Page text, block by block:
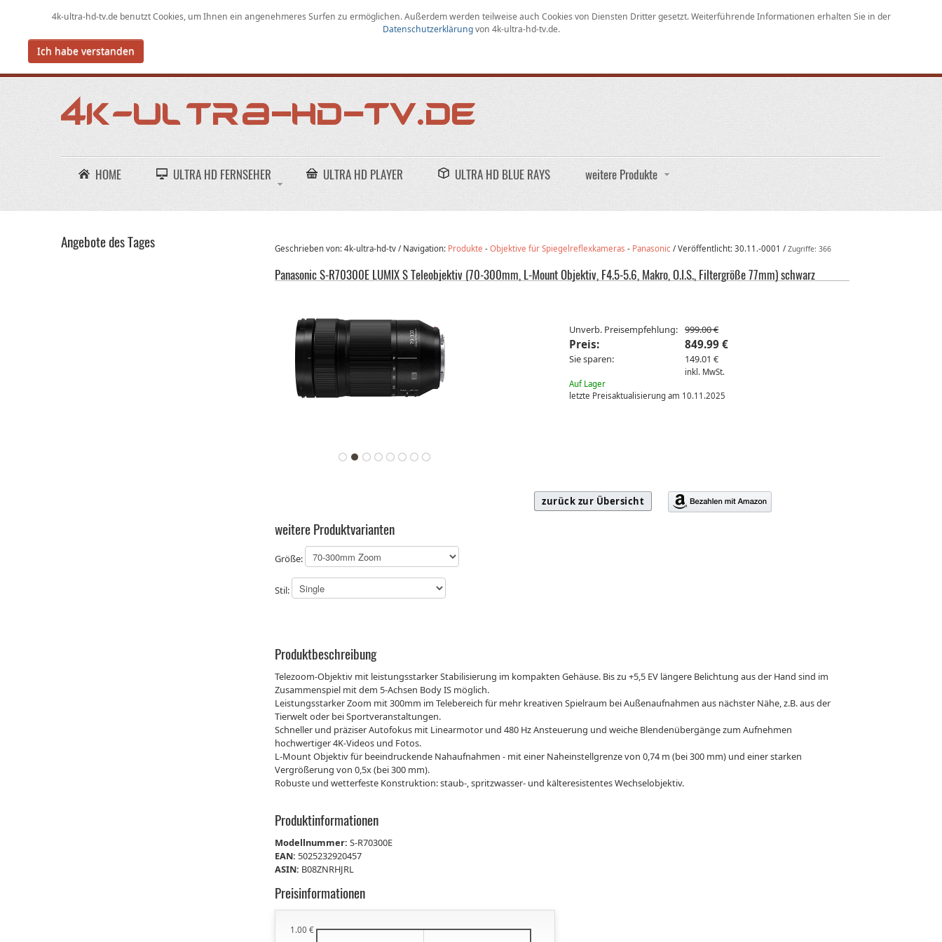
4k-ultra-hd-tv.de benutzt Cookies, umIhnen ein angenehmeres Surfen zu ermöglichen.Außerdem werden teilweise auch Cookies von Diensten Dritter gesetzt. Weiterführende Informationen erhalten Sie in der
Datenschutzerklärungvon 4k-ultra-hd-tv.de.
Ich habe verstanden
HOME ULTRA HD FERNSEHER ULTRA HD PLAYER ULTRA HD BLUE RAYS weitere Produkte
Geschrieben von: 4k-ultra-hd-tv / Navigation: Produkte -Objektive für Spiegelreflexkameras - Panasonic / Veröffentlicht:30.11.-0001 / Zugriffe: 366
Panasonic S-R70300E LUMIX S Teleobjektiv (70-300mm, L-Mount Objektiv, F4.5-5.6, Makro, O.I.S., Filtergröße 77mm) schwarz
Unverb. Preisempfehlung: 999.00 €
Preis: 849.99 €
Sie sparen: 149.01 €
inkl. MwSt.
Auf Lager
letzte Preisaktualisierung am 10.11.2025
zurück zur Übersicht
weitere Produktvarianten
Größe:
Stil:
Produktbeschreibung
Telezoom-Objektiv mit leistungsstarker Stabilisierung im kompakten Gehäuse. Bis zu +5,5 EV längere Belichtung aus der Hand sind im
Zusammenspiel mit dem 5-Achsen Body IS möglich.
Leistungsstarker Zoom mit 300mm im Telebereich für mehr kreativen Spielraum bei Außenaufnahmen aus nächster Nähe, z.B. aus der
Tierwelt oder bei Sportveranstaltungen.
Schneller und präziser Autofokus mit Linearmotor und 480 Hz Ansteuerung und weiche Blendenübergänge zum Aufnehmen
hochwertiger 4K-Videos und Fotos.
L-Mount Objektiv für beeindruckende Nahaufnahmen - mit einer Naheinstellgrenze von 0,74 m (bei 300 mm) und einer starken
Vergrößerung von 0,5x (bei 300 mm).
Robuste und wetterfeste Konstruktion: staub-, spritzwasser- und kälteresistentes Wechselobjektiv.
Produktinformationen
Modellnummer:S-R70300E
EAN: 5025232920457
ASIN: B08ZNRHJRL
Preisinformationen
1.00 €
Angebote des Tages